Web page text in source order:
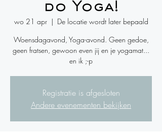
do Yoga!
wo 21 apr
  |
De locatie wordt later bepaald
Woensdagavond, Yoga-avond. Geen gedoe,
geen fratsen, gewoon even jij en je yogamat...
en ik ;-p
Registratie is afgesloten
Andere evenementen bekijken